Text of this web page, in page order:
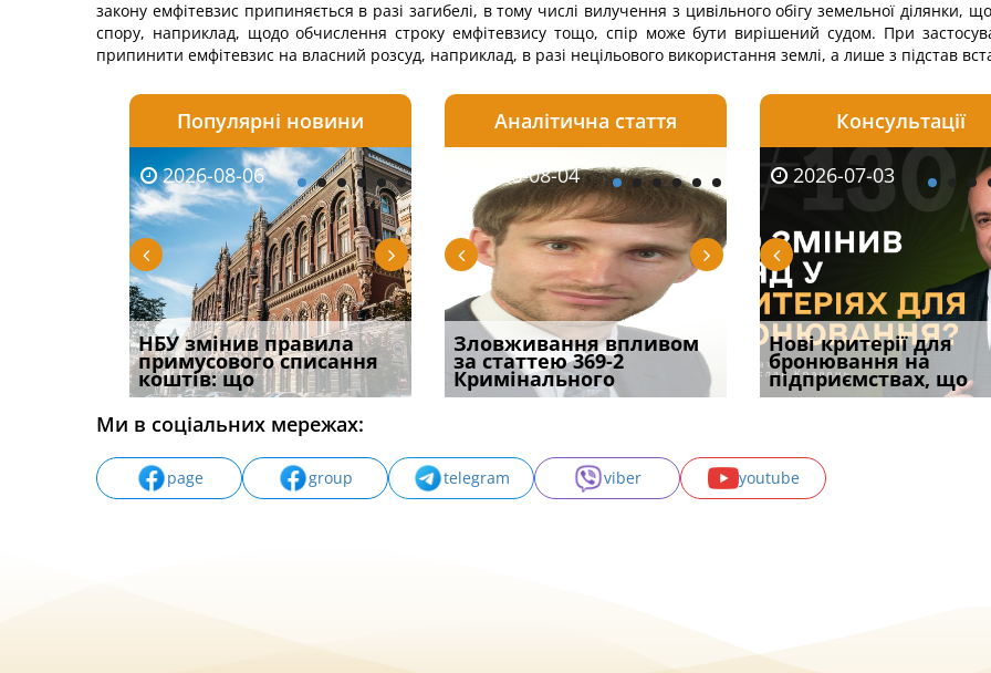
закону емфітевзис припиняється в разі загибелі, в тому числі вилучення з цивільного обігу земельної
спору, наприклад, щодо обчислення строку емфітевзису тощо, спір може бути вирішений судом. При
припинити емфітевзис на власний розсуд, наприклад, в разі нецільового використання землі, а лише з підстав
Популярні новини
2026-08-06
НБУ змінив правила
примусового списання
коштів: що
2026-08-06
Якщо суд встановив для
відшкодування шкоди
наявніс
2026-08-06
Документи, на яких не
проставляється
апостиль: пер
Аналітична стаття
2026-08-03
Водії можуть отримати
компенсацію за
незаконні дії
2026-08-04
Зловживання впливом
за статтею 369-2
Кримінального
2026-08-04
Переоформлення
відстрочки за іншою
підставою: нов
Консультації
2026-05-25
Кого з юристів замінить
ШІ, а хто зароблятиме
міль
2026-07-03
Нові критерії для
бронювання на
підприємствах, що
2026-07-30
Восьмий ААС
підтвердив, що
може скас
Ми в соціальних мережах:
page group telegram viber youtube